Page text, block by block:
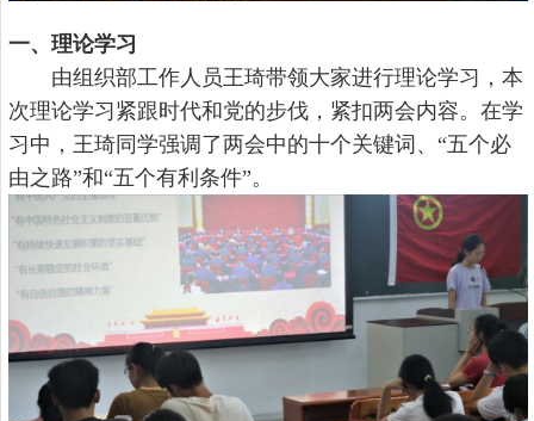
一、理论学习
由组织部工作人员王琦带领大家进行理论学习，本
次理论学习紧跟时代和党的步伐，紧扣两会内容。在学
习中，王琦同学强调了两会中的十个关键词、“五个必
由之路”和“五个有利条件”。